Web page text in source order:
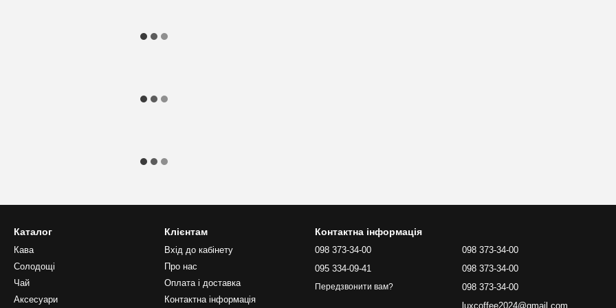
Каталог
Кава
Солодощі
Чай
Аксесуари
Клієнтам
Вхід до кабінету
Про нас
Оплата і доставка
Контактна інформація
Контактна інформація
098 373-34-00
095 334-09-41
Передзвонити вам?
098 373-34-00
098 373-34-00
098 373-34-00
luxcoffee2024@gmail.com